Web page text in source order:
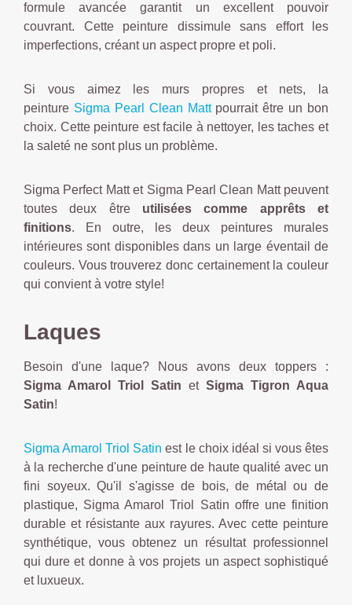
formule avancée garantit un excellent pouvoir
couvrant. Cette peinture dissimule sans effort les
imperfections, créant un aspect propre et poli.
Si vous aimez les murs propres et nets, la
peinture Sigma Pearl Clean Mattpourrait être un bon
choix. Cette peinture est facile à nettoyer, les taches et
la saleté ne sont plus un problème.
Sigma Perfect Matt et Sigma Pearl Clean Matt peuvent
toutes deux être utilisées comme apprêts et
finitions. En outre, les deux peintures murales
intérieures sont disponibles dans un large éventail de
couleurs. Vous trouverez donc certainement la couleur
qui convient à votre style!
Laques
Besoin d'une laque? Nous avons deux toppers :
Sigma Amarol Triol Satin et Sigma Tigron Aqua
Satin!
Sigma Amarol Triol Satin est le choix idéal si vous êtes
à la recherche d'une peinture de haute qualité avec un
fini soyeux. Qu'il s'agisse de bois, de métal ou de
plastique, Sigma Amarol Triol Satin offre une finition
durable et résistante aux rayures. Avec cette peinture
synthétique, vous obtenez un résultat professionnel
qui dure et donne à vos projets un aspect sophistiqué
et luxueux.